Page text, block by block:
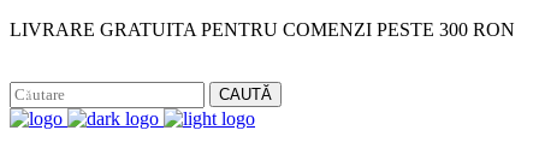
LIVRARE GRATUITA PENTRU COMENZI PESTE 300 RON
CAUTĂ